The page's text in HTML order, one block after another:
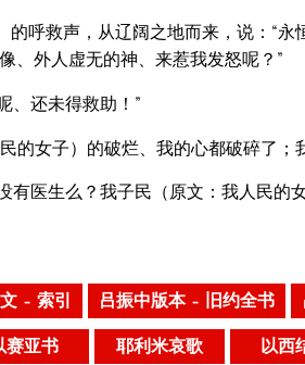
呼救声，从辽阔之地而来，说：“
、外人虚无的神、来惹我发怒呢？”
、还未得救助！”
的女子）的破烂、我的心都破碎了；
有医生么？我子民（原文：我人民的
– 索引 吕振中版本 – 旧约全书
赛亚书 耶利米哀歌 以西